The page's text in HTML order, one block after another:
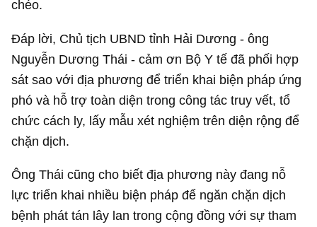
chéo.
Đáp lời, Chủ tịch UBND tỉnh Hải Dương - ông
Nguyễn Dương Thái - cảm ơn Bộ Y tế đã phối hợp
sát sao với địa phương để triển khai biện pháp ứng
phó và hỗ trợ toàn diện trong công tác truy vết, tổ
chức cách ly, lấy mẫu xét nghiệm trên diện rộng để
chặn dịch.
Ông Thái cũng cho biết địa phương này đang nỗ
lực triển khai nhiều biện pháp để ngăn chặn dịch
bệnh phát tán lây lan trong cộng đồng với sự tham